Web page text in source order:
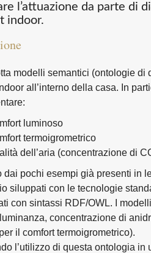
l’attuazione da parte di
indoor.
modelli semantici (ontologie
all’interno della casa. In
luminoso
termoigrometrico
dell’aria (concentrazione di
dai pochi esempi già presenti in
siluppati con le tecnologie
con sintassi RDF/OWL. I
concentrazione di
il comfort termoigrometrico).
l’utilizzo di questa ontologia